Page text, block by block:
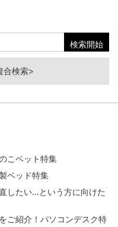
合検索>
こベット特集
ベッド特集
したい…という方に向けた
ご紹介！パソコンデスク特